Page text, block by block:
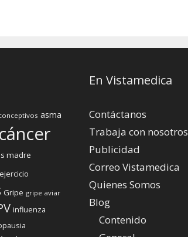
asma
cáncer
madre
ejercicio
Gripe gripe aviar
influenza
En Vistamedica
Contáctanos
Trabaja con nosotros
Publicidad
Correo Vistamedica
Quienes Somos
Blog
Contenido